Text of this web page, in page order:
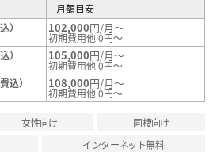
月額目安
）
102,000円/月～
初期費用他 0円～
）
105,000円/月～
初期費用他 0円～
込）
108,000円/月～
初期費用他 0円～
女性向け
同棲向け
インターネット無料